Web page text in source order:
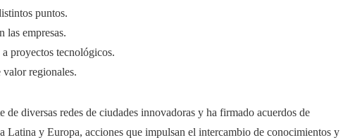
puntos.
las empresas.
proyectos tecnológicos.
valor regionales.
diversas redes de ciudades innovadoras y ha firmado acuerdos de
Latina y Europa, acciones que impulsan el intercambio de conocimientos y